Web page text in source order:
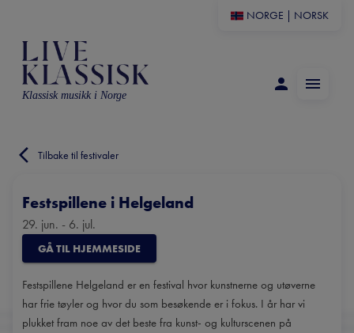
NORGE NORSK
Klassisk musikk i Norge
Tilbake til festivaler
Festspillene i Helgeland
29. jun. - 6. jul.
GÅ TIL HJEMMESIDE
Festspillene Helgeland er en festival hvor kunstnerne og utøverne
har frie tøyler og hvor du som besøkende er i fokus. I år har vi
plukket fram noe av det beste fra kunst- og kulturscenen på